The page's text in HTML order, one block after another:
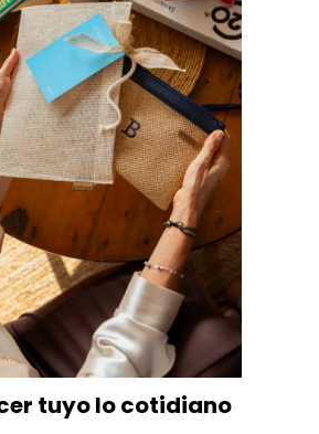
tuyo lo cotidiano